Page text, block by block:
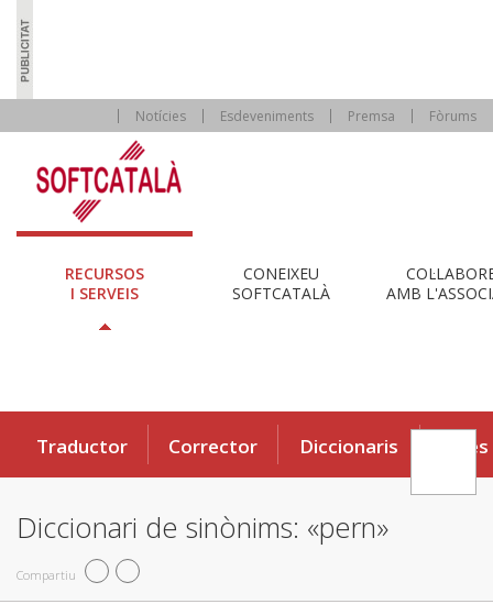
Notícies Esdeveniments Premsa Fòrums
RECURSOS
I SERVEIS
CONEIXEU
SOFTCATALÀ
AMB
Traductor Corrector Diccionaris Eines
Diccionari de sinònims: «pern»
Compartiu